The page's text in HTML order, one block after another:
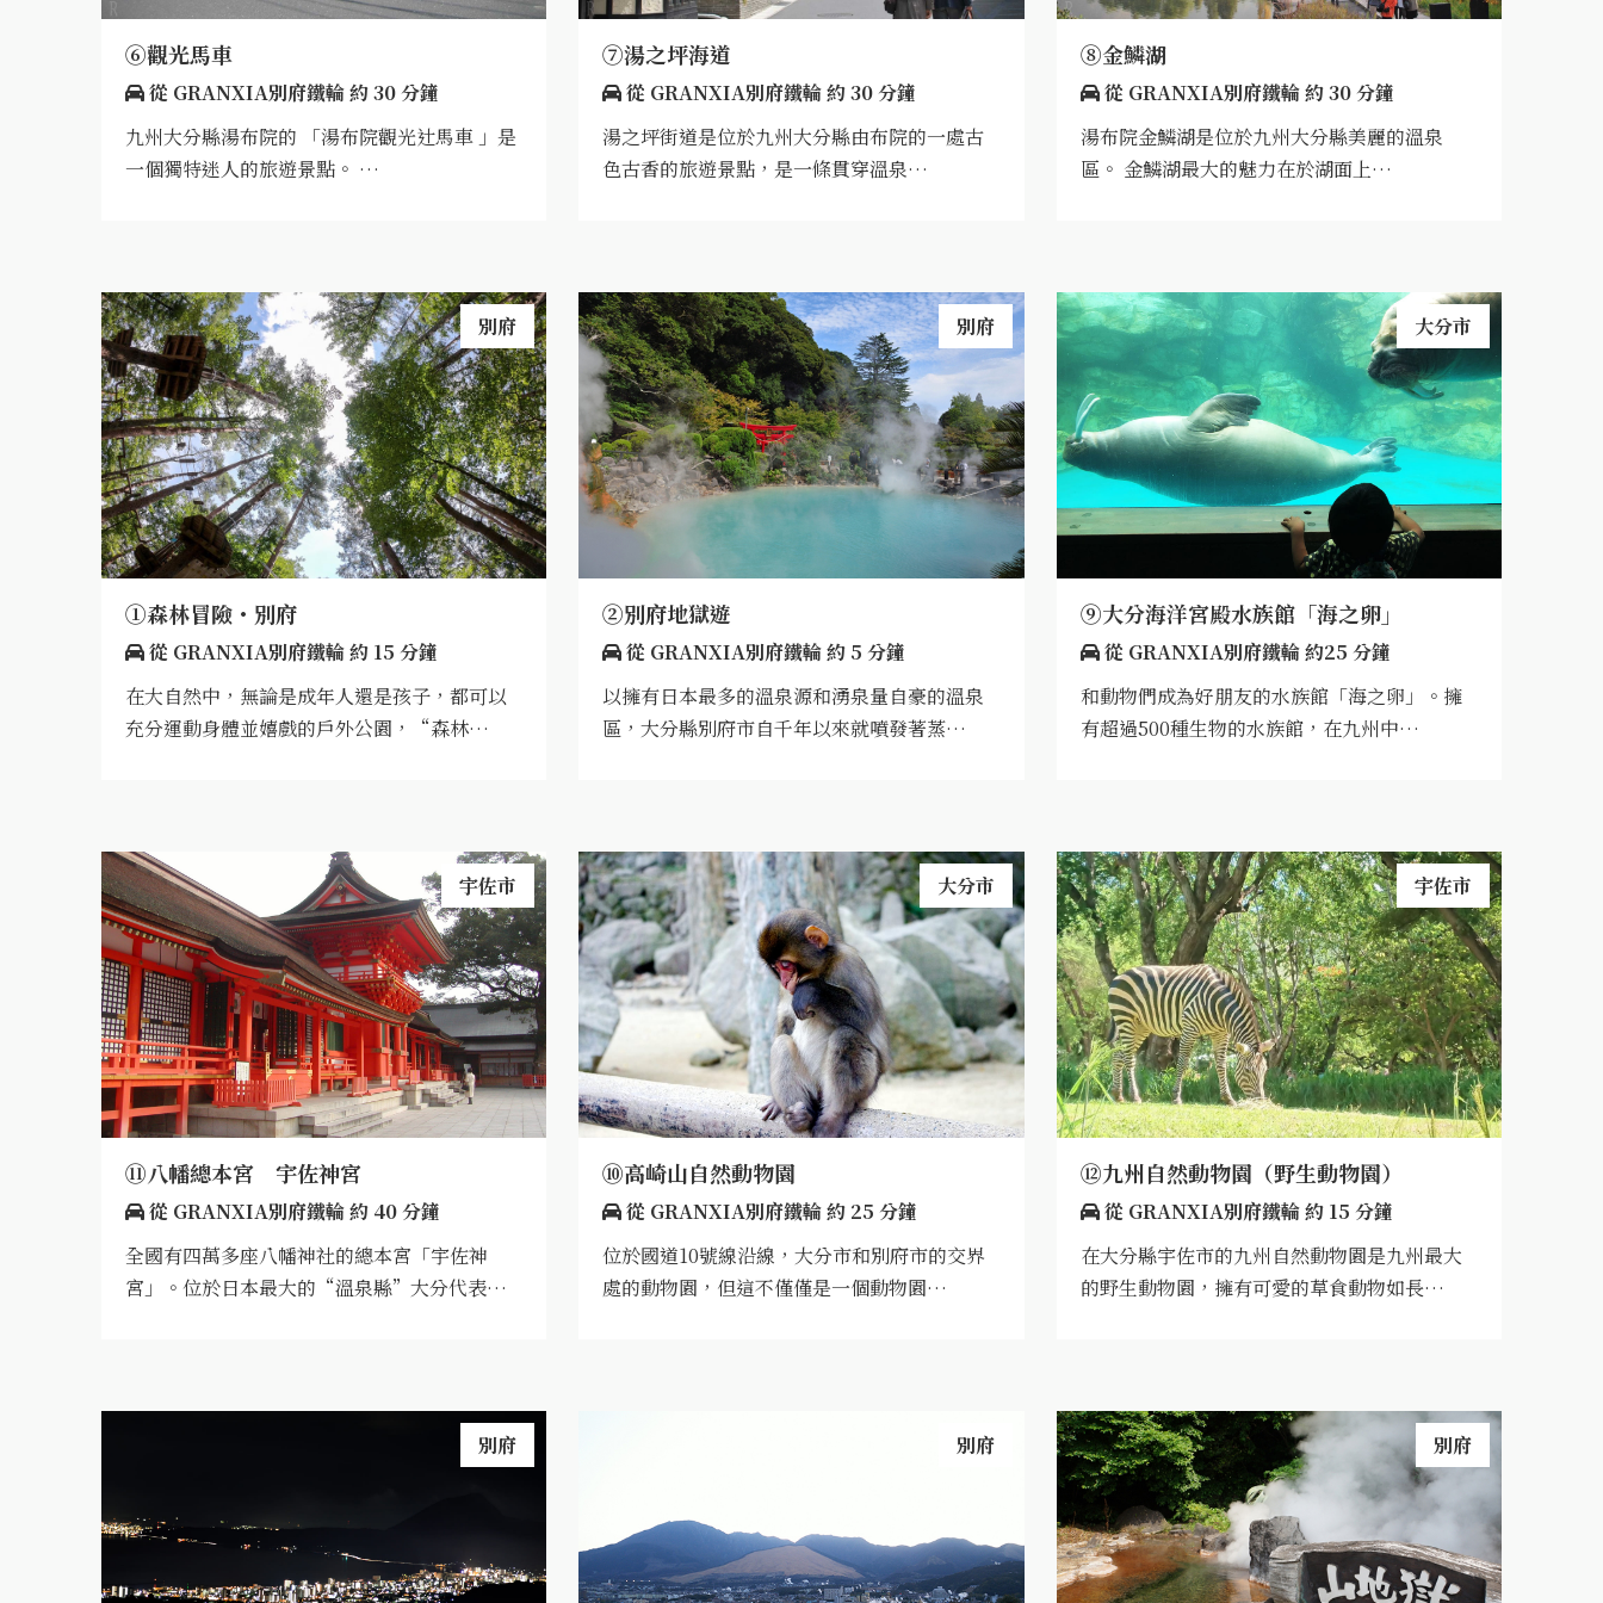
⑥觀光馬車
從 GRANXIA別府鐵輪 約 30 分鐘
九州大分縣湯布院的 「湯布院觀光辻馬車 」是
一個獨特迷人的旅遊景點。 …
⑦湯之坪海道
從 GRANXIA別府鐵輪 約 30 分鐘
湯之坪街道是位於九州大分縣由布院的一處古
色古香的旅遊景點，是一條貫穿溫泉…
⑧金鱗湖
從 GRANXIA別府鐵輪 約 30 分鐘
湯布院金鱗湖是位於九州大分縣美麗的溫泉
區。 金鱗湖最大的魅力在於湖面上…
①森林冒險・別府
從 GRANXIA別府鐵輪 約 15 分鐘
在大自然中，無論是成年人還是孩子，都可以
充分運動身體並嬉戲的戶外公園，“森林…
別府
②別府地獄遊
從 GRANXIA別府鐵輪 約 5 分鐘
以擁有日本最多的溫泉源和湧泉量自豪的溫泉
區，大分縣別府市自千年以來就噴發著蒸…
別府
⑨大分海洋宮殿水族館「海之卵」
從 GRANXIA別府鐵輪 約25 分鐘
和動物們成為好朋友的水族館「海之卵」。擁
有超過500種生物的水族館，在九州中…
大分市
⑪八幡總本宮 宇佐神宮
從 GRANXIA別府鐵輪 約 40 分鐘
全國有四萬多座八幡神社的總本宮「宇佐神
宮」。位於日本最大的“溫泉縣”大分代表…
宇佐市
⑩高崎山自然動物園
從 GRANXIA別府鐵輪 約 25 分鐘
位於國道10號線沿線，大分市和別府市的交界
處的動物園，但這不僅僅是一個動物園…
大分市
⑫九州自然動物園（野生動物園）
從 GRANXIA別府鐵輪 約 15 分鐘
在大分縣宇佐市的九州自然動物園是九州最大
的野生動物園，擁有可愛的草食動物如長…
宇佐市
別府 別府 別府